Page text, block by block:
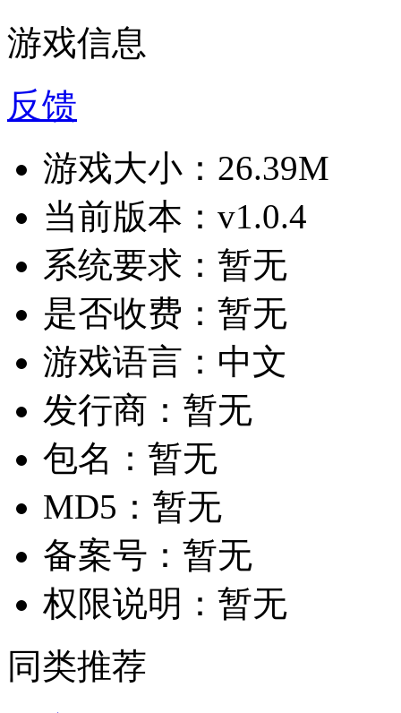
游戏信息
反馈
游戏大小： 26.39M
当前版本： v1.0.4
系统要求： 暂无
是否收费： 暂无
游戏语言： 中文
发行商： 暂无
包名： 暂无
MD5： 暂无
备案号： 暂无
权限说明： 暂无
同类推荐